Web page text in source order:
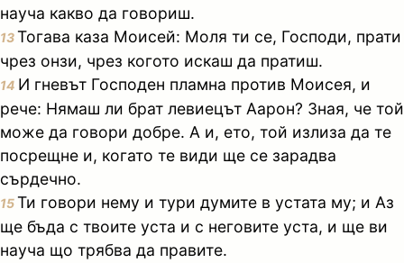
науча какво да говориш.
13Тогава каза Моисей: Моля ти се, Господи, прати
чрез онзи, чрез когото искаш да пратиш.
14 И гневът Господен пламна против Моисея, и
рече: Нямаш ли брат левиецът Аарон? Зная, че той
може да говори добре. А и, ето, той излиза да те
посрещне и, когато те види ще се зарадва
сърдечно.
15Ти говори нему и тури думите в устата му; и Аз
ще бъда с твоите уста и с неговите уста, и ще ви
науча що трябва да правите.